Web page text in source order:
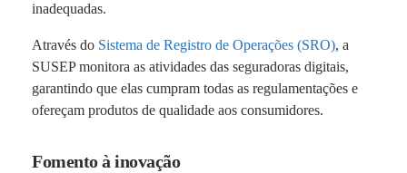
inadequadas.
Através do Sistema de Registro de Operações (SRO), a
SUSEP monitora as atividades das seguradoras digitais,
garantindo que elas cumpram todas as regulamentações e
ofereçam produtos de qualidade aos consumidores.
Fomento à inovação